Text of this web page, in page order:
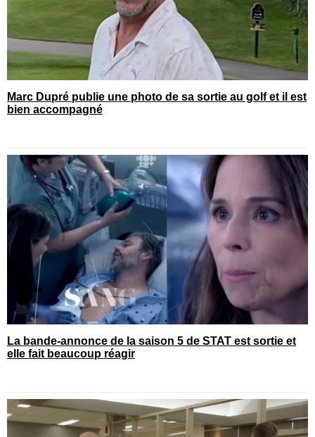
Marc Dupré publie une photo de sa sortie au golf et il est
bien accompagné
La bande-annonce de la saison 5 de STAT est sortie et
elle fait beaucoup réagir